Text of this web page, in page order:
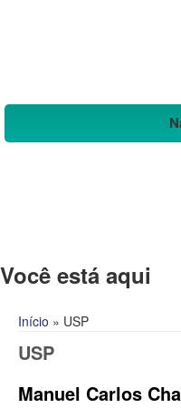
Você está aqui
Início » USP
USP
Manuel Carlos